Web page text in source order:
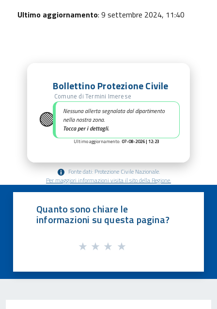
Ultimo aggiornamento: 9 settembre 2024, 11:40
🟢
Bollettino Protezione Civile
Comune di Termini Imerese
Nessuna allerta segnalata dal dipartimento
nella nostra zona.
Tocca per i dettagli.
Ultimo aggiornamento: 07-08-2026 | 12:23
Fonte dati: Protezione Civile Nazionale.
Per maggiori informazioni visita il sito della Regione.
Quanto sono chiare le
informazioni su questa pagina?